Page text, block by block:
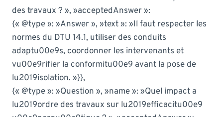
des travaux ? », »acceptedAnswer »:
{« @type »: »Answer », »text »: »Il faut respecter les
normes du DTU 14.1, utiliser des conduits
adaptu00e9s, coordonner les intervenants et
vu00e9rifier la conformitu00e9 avant la pose de
lu2019isolation. »}},
{« @type »: »Question », »name »: »Quel impact a
lu2019ordre des travaux sur lu2019efficacitu00e9